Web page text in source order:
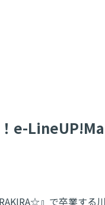
e-
』で卒業する